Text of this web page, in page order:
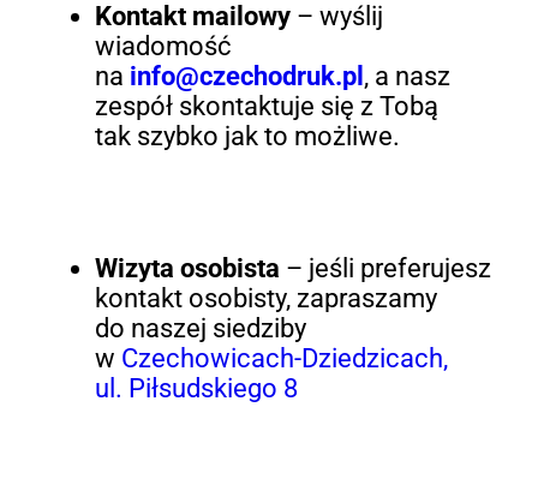
Kontakt mailowy– wyślij
wiadomość
na info@czechodruk.pl , a nasz
zespół skontaktuje się z Tobą
tak szybko jak to możliwe.
Wizyta osobista – jeśli preferujesz
kontakt osobisty, zapraszamy
do naszej siedziby
w Czechowicach-Dziedzicach,
ul. Piłsudskiego 8